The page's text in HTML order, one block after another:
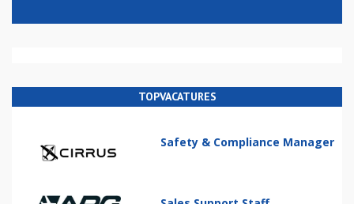
TOPVACATURES
Safety & Compliance Manager